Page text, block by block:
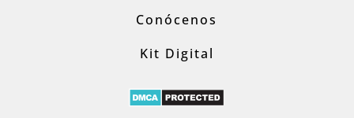
Conócenos
Kit Digital